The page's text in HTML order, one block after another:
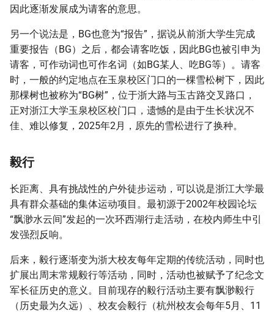
蟹老板
堕落街
北街
西湖之浙大分湖
学生学习
彩票系统
考试周
鹅颈
因此逐渐发展成为请客的意思。
另一个说法是，BG也意为“报告”，据说从前浙大学生完成
重要报告（BG）之后，都会请客吃饭，因此BG也被引申为
请客，可作动词也可作名词（如BG某人、吃BG等）。请客
时，一般的约定地点在玉泉校区门口的一棵雪松树下，因此
那棵树也被称为“BG树”，位于浙大路与玉古路交叉路口，
正对浙江大学玉泉校区校门口，遗憾的是由于生长状况不
佳、难以修复，2025年2月，原先的雪松进行了换种。
毅行
长距离、具有挑战性的户外徒步运动，可以说是浙江大学最
具有群众基础的集体运动项目。最初源于2002年校园论坛
“飘渺水云间”发起的一次环西湖行走活动，在校内师生中引
发强烈反响。
后来，毅行逐渐变为浙大校友每年定期的传统活动，同时也
扩展出周末常规毅行等活动，同时，活动也被赋予了纪念文
军长征历史的意义。目前现存的毅行活动主要有飘渺毅行
（历史最为久远）、校友会毅行（杭州校友会每年5月、11